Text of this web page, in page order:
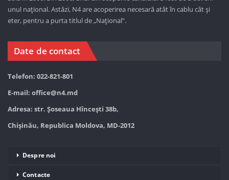
unul național. Astăzi, N4 are acoperirea necesară atât în cablu cât și
eter, pentru a purta titlul de „Național”.
Date de contact
Telefon: 022-821-801
E-mail: office@n4.md
Adresa: str. Șoseaua Hînceşti 38b,
Chișinău, Republica Moldova, MD-2012
Despre noi
Contacte